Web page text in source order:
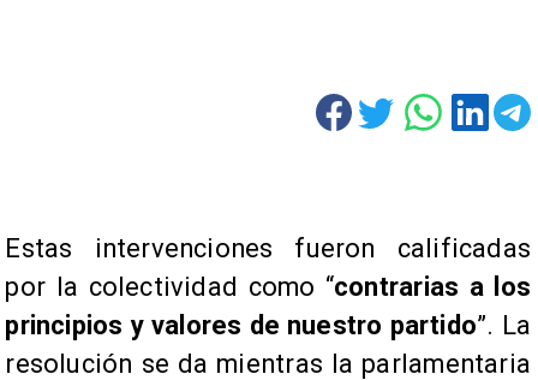
Estas intervenciones fueron calificadas
por la colectividad como “contrarias a los
principios y valores de nuestro partido”. La
resolución se da mientras la parlamentaria